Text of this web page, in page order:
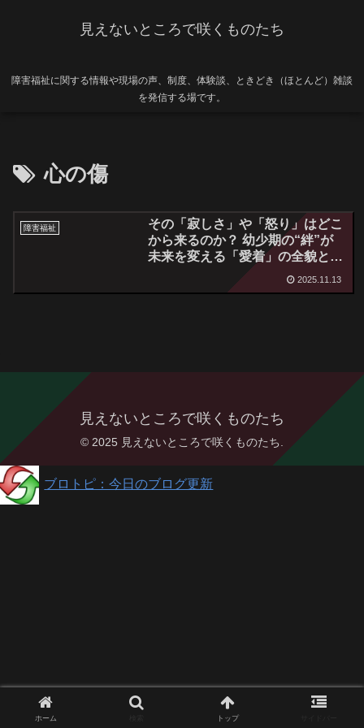
見えないところで咲くものたち
障害福祉に関する情報や現場の声、制度、体験談、ときどき（ほとんど）雑談
を発信する場です。
心の傷
障害福祉
その「寂しさ」や「怒り」はどこ
から来るのか？ 幼少期の“絆”が
未来を変える「愛着」の全貌と回
復へのロードマップ
2025.11.13
見えないところで咲くものたち
© 2025 見えないところで咲くものたち.
ホーム トップ
ブロトピ：今日のブログ更新